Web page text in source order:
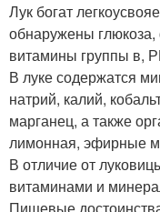
Лук богат
обнаружены глюкоза,
витамины группы в,
В луке содержатся
натрий, калий,
марганец, а также
лимонная, эфирные
В отличие от
витаминами и